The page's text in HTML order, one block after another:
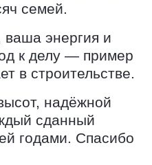
семей.
энергия и
к делу — пример
в строительстве.
надёжной
сданный
годами. Спасибо